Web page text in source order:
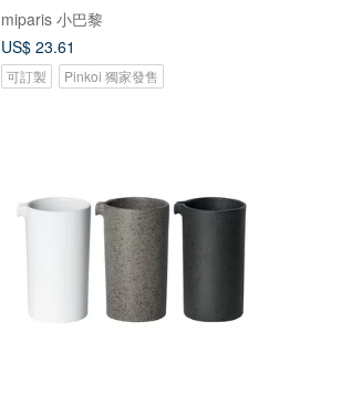
miparis 小巴黎
US$ 23.61
可訂製 Pinkoi 獨家發售